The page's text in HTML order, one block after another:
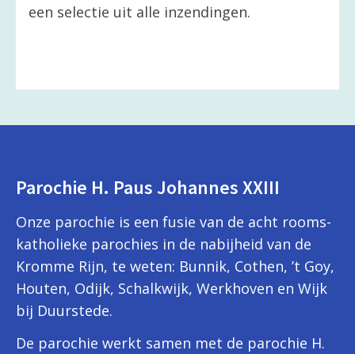
een selectie uit alle inzendingen.
Parochie H. Paus Johannes XXIII
Onze parochie is een fusie van de acht rooms-
katholieke parochies in de nabijheid van de
Kromme Rijn, te weten: Bunnik, Cothen, ’t Goy,
Houten, Odijk, Schalkwijk, Werkhoven en Wijk
bij Duurstede.
De parochie werkt samen met de parochie H.